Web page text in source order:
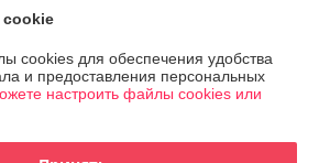
ИП Заплетнюк Роман Петрович
32, кв.77
ЕГР: 193992498
cookies для обеспечения удобства
и предоставления персональных
настроить файлы cookies или